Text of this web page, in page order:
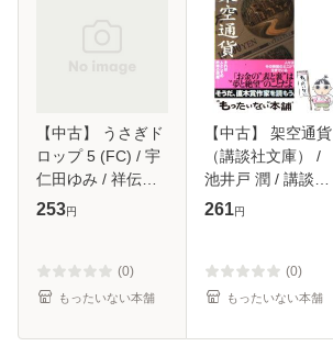
【中古】 うさぎド
ロップ 5 (FC) / 宇
仁田ゆみ / 祥伝社
[コミック]【メール
253円
(0)
もったいない本舗
【中古】 架空通貨
（講談社文庫） /
池井戸 潤 / 講談社
[文庫]【メール便送
261円
(0)
もったいない本舗